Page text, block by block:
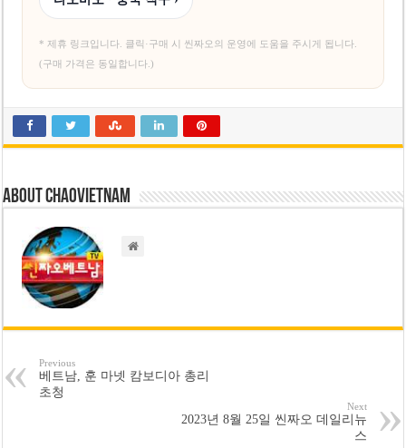
* 제휴 링크입니다. 클릭·구매 시 씬짜오의 운영에 도움을 주시게 됩니다.
(구매 가격은 동일합니다.)
About chaovietnam
Previous
베트남, 훈 마넷 캄보디아 총리
초청
Next
2023년 8월 25일 씬짜오 데일리뉴
스